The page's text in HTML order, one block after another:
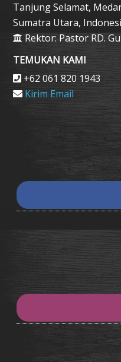
Tanjung Selamat,
Sumatra Utara,
Rektor: Pastor RD.
TEMUKAN KAMI
+62 061 820 1943
Kirim Email